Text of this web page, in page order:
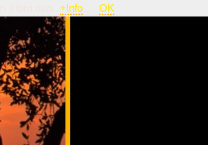
+Info OK